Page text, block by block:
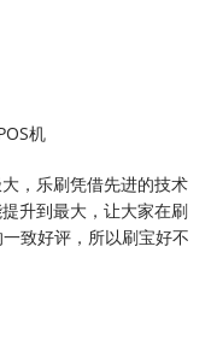
机
，乐刷凭借先进的技术
升到最大，让大家在刷
致好评，所以刷宝好不